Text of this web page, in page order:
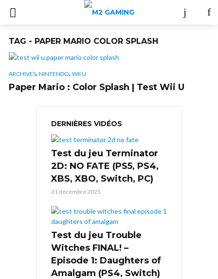
TAG - PAPER MARIO COLOR SPLASH
ARCHIVES, NINTENDO, WII U
Paper Mario : Color Splash | Test Wii U
DERNIÈRES VIDÉOS
Test du jeu Terminator
2D: NO FATE (PS5, PS4,
XBS, XBO, Switch, PC)
31 décembre 2025
Test du jeu Trouble
Witches FINAL! –
Episode 1: Daughters of
Amalgam (PS4, Switch)